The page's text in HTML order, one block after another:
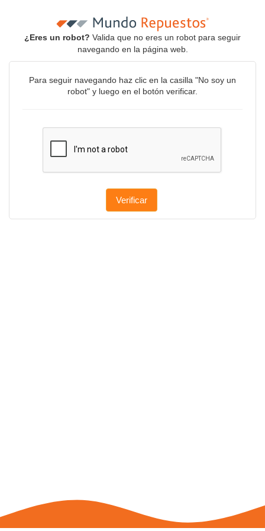
¿Eres un robot? Valida que no eres un robot para seguir
navegando en la página web.
Para seguir navegando haz clic en la casilla "No soy un
robot" y luego en el botón verificar.
Verificar